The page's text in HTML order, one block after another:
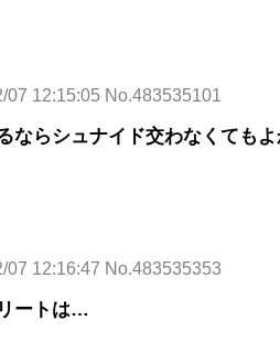
07 12:15:05 No.483535101
ならシュナイド交わなくても
07 12:16:47 No.483535353
ートは…